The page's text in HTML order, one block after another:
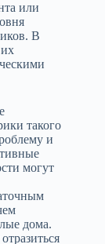
или
В
такого
и
могут
дома.